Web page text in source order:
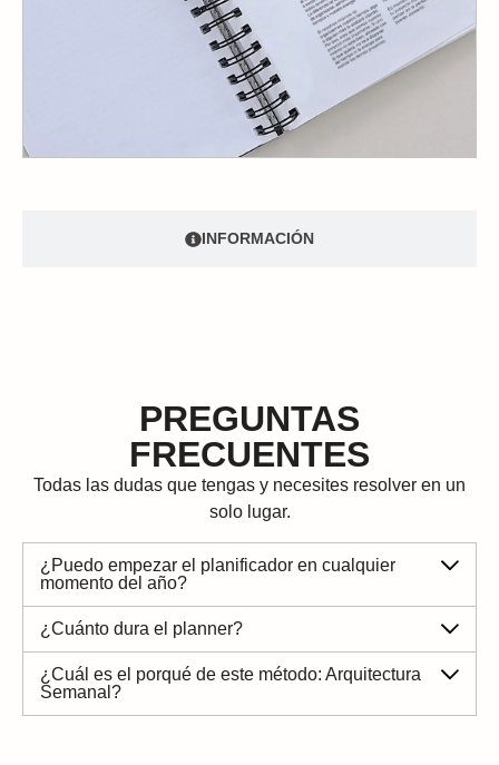
INFORMACIÓN
PREGUNTAS
FRECUENTES
Todas las dudas que tengas y necesites resolver en un
solo lugar.
¿Puedo empezar el planificador en cualquier
momento del año?
¿Cuánto dura el planner?
¿Cuál es el porqué de este método: Arquitectura
Semanal?